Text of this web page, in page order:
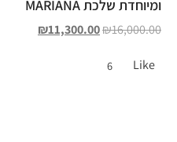
ומיוחדת שלכת MARIANA
₪16,000.00
₪11,300.00
Like
6